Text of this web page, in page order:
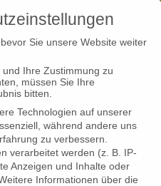
mehr Risiko?
Sie unsere Website weiter
Ihre Zustimmung zu
müssen Sie Ihre
bitten.
Technologien auf unserer
während andere uns
zu verbessern.
verarbeitet werden (z. B. IP-
Anzeigen und Inhalte oder
Informationen über die